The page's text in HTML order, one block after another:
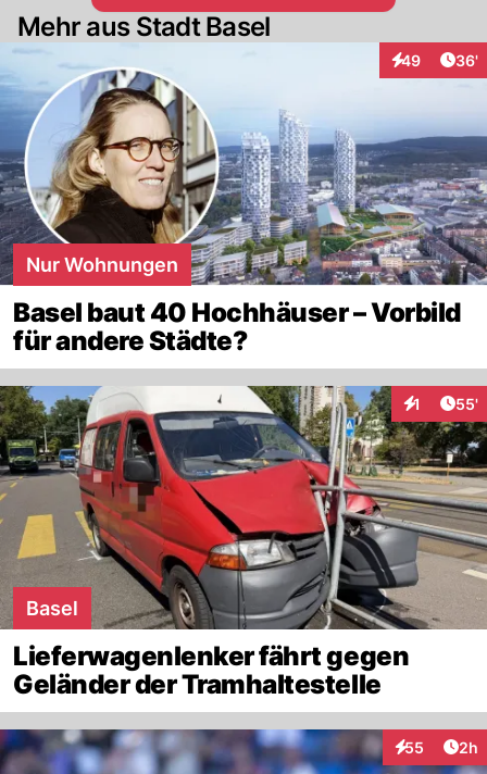
Mehr aus Stadt Basel
49
Interaktionen
36'
Nur Wohnungen
Basel baut 40 Hochhäuser – Vorbild
für andere Städte?
1 55'
Basel
Lieferwagenlenker fährt gegen
Geländer der Tramhaltestelle
55
Interaktionen
2h